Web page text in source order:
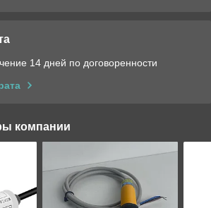
14 дней по договоренности
компании